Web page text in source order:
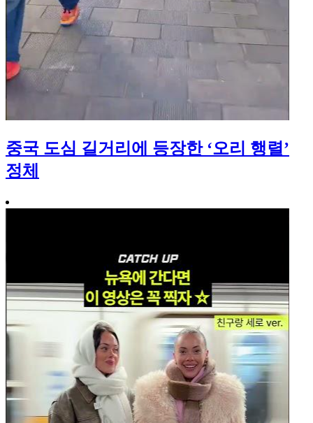
중국 도심 길거리에 등장한 ‘오리 행렬’
정체